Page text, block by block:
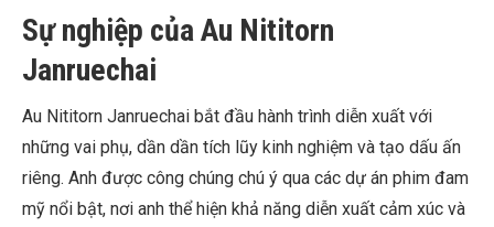
Sự nghiệp của Au Nititorn
Janruechai
Au Nititorn Janruechai bắt đầu hành trình diễn xuất với
những vai phụ, dần dần tích lũy kinh nghiệm và tạo dấu ấn
riêng. Anh được công chúng chú ý qua các dự án phim đam
mỹ nổi bật, nơi anh thể hiện khả năng diễn xuất cảm xúc và